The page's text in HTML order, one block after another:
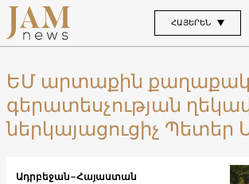
ՀԱՅԵՐԵՆ
ԵՄ արտաքին
գերատեսչության
ներկայացուցիչ Պետեր
Ադրբեջան-Հայաստան